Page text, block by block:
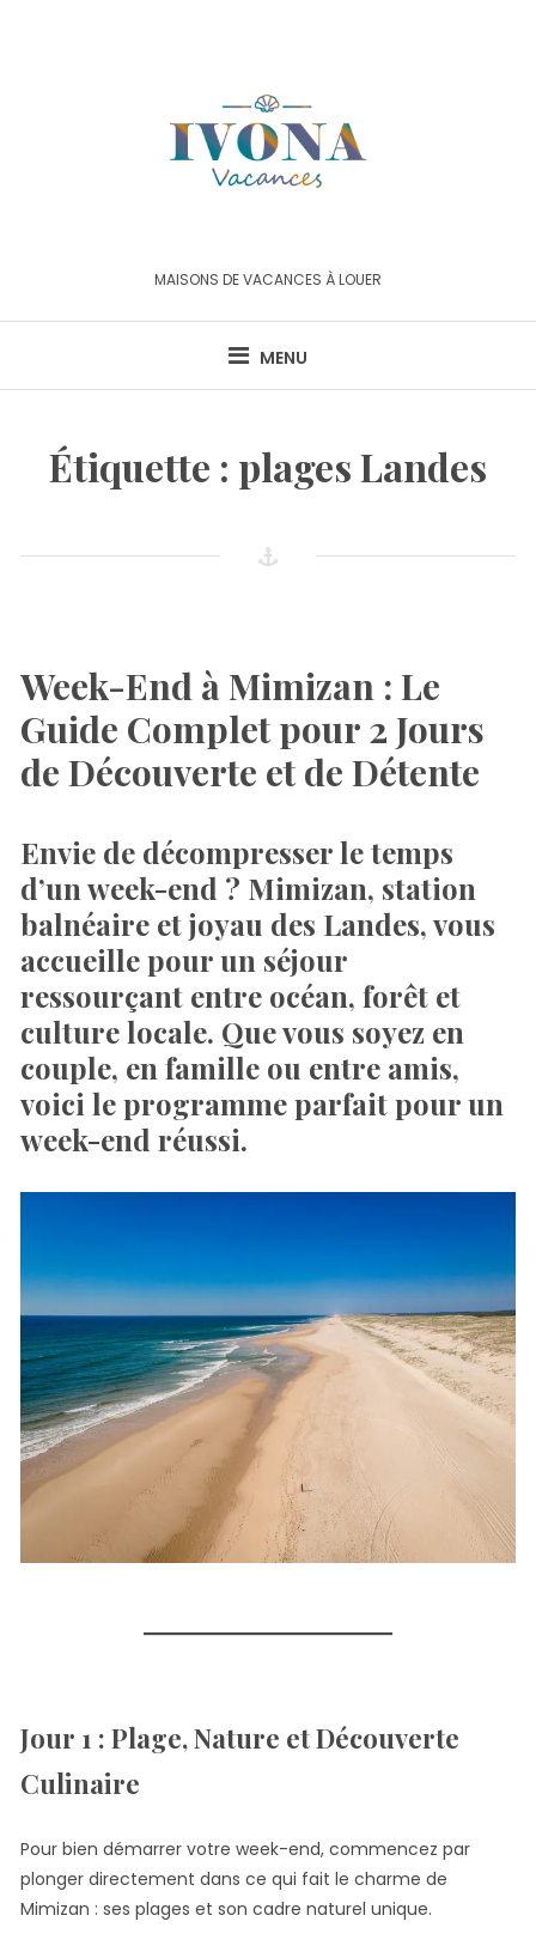
MAISONS DE VACANCES À LOUER
MENU
Étiquette : plages Landes
Week-End à Mimizan : Le
Guide Complet pour 2 Jours
de Découverte et de Détente
Envie de décompresser le temps
d’un week-end ? Mimizan, station
balnéaire et joyau des Landes, vous
accueille pour un séjour
ressourçant entre océan, forêt et
culture locale. Que vous soyez en
couple, en famille ou entre amis,
voici le programme parfait pour un
week-end réussi.
Jour 1 : Plage, Nature et Découverte
Culinaire
Pour bien démarrer votre week-end, commencez par
plonger directement dans ce qui fait le charme de
Mimizan : ses plages et son cadre naturel unique.